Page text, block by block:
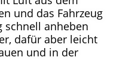
und das Fahrzeug
schnell anheben
dafür aber leicht
und in der